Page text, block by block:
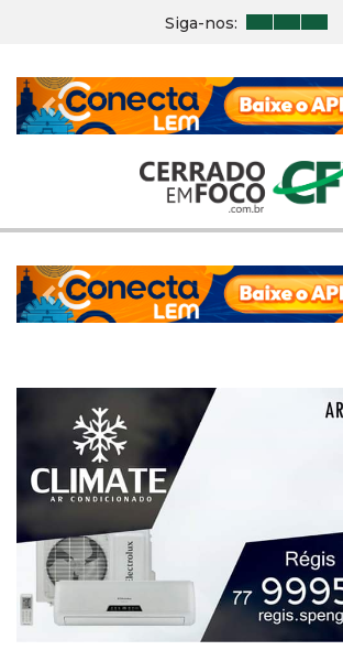
Siga-nos:
Previous
Previous